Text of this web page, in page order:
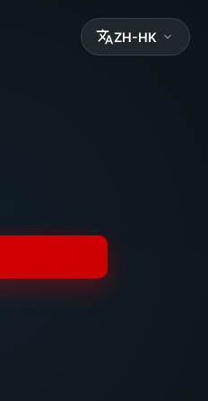
ZH-HK